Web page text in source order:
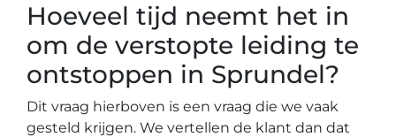
Hoeveel tijd neemt het in
om de verstopte leiding te
ontstoppen in Sprundel?
Dit vraag hierboven is een vraag die we vaak
gesteld krijgen. We vertellen de klant dan dat